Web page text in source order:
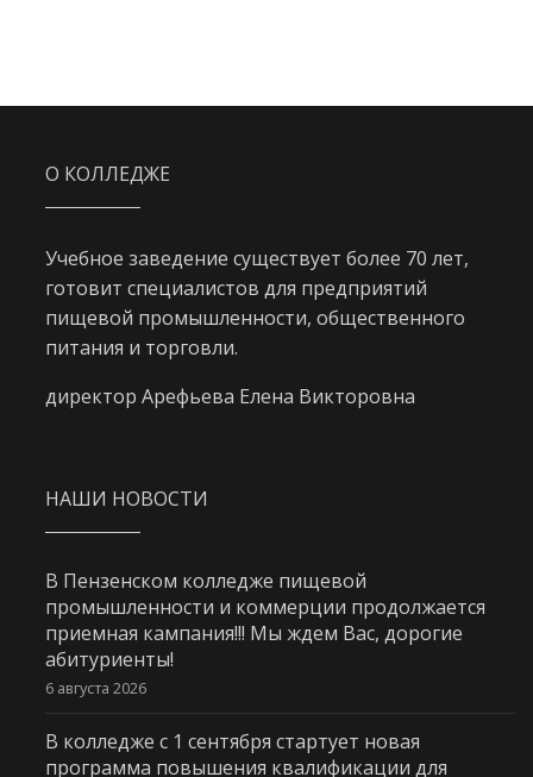
О КОЛЛЕДЖЕ
Учебное заведение существует более 70 лет,
готовит специалистов для предприятий
пищевой промышленности, общественного
питания и торговли.
директор Арефьева Елена Викторовна
НАШИ НОВОСТИ
В Пензенском колледже пищевой
промышленности и коммерции продолжается
приемная кампания!!! Мы ждем Вас, дорогие
абитуриенты!
6 августа 2026
В колледже с 1 сентября стартует новая
программа повышения квалификации для